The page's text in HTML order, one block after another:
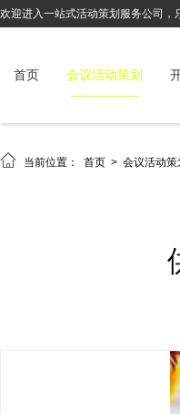
欢迎进入一站式活动策划服务公司，
首页 会议活动策划
 当前位置： 首页 > 会议活动策